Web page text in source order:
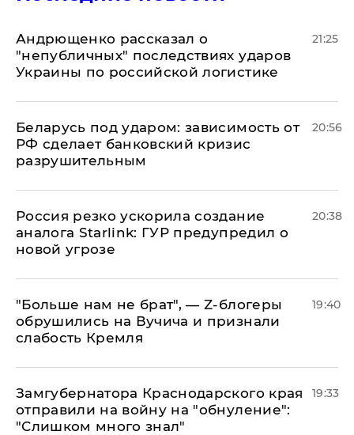
Андрющенко рассказал о
"непубличных" последствиях ударов
Украины по российской логистике
21:25
Беларусь под ударом: зависимость от
РФ сделает банковский кризис
разрушительным
20:56
​Россия резко ускорила создание
аналога Starlink: ГУР предупредил о
новой угрозе
20:38
​"Больше нам не брат", — Z-блогеры
обрушились на Вучича и признали
слабость Кремля
19:40
Замгубернатора Краснодарского края
отправили на войну на "обнуление":
"Слишком много знал"
19:33